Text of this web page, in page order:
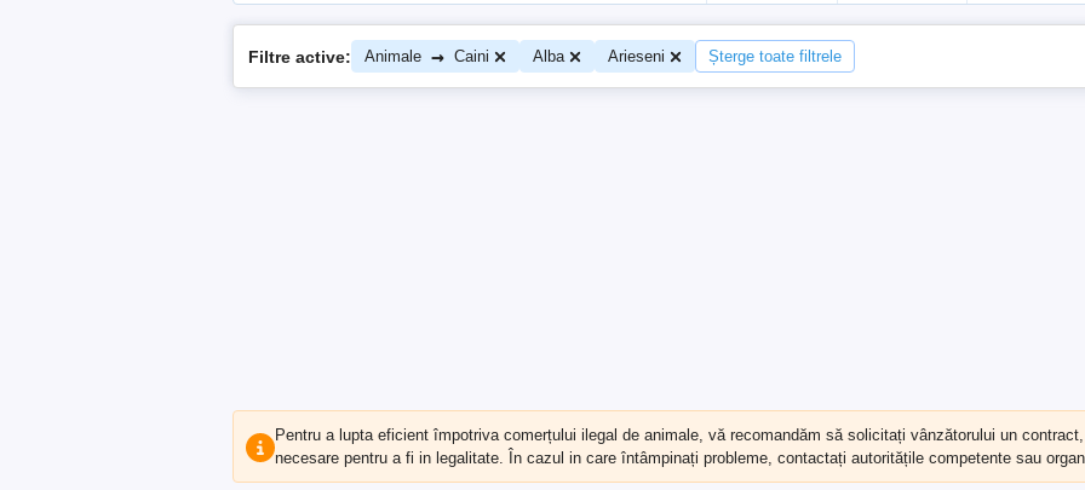
Filtre active: Animale → Caini Alba Arieseni Șterge toate filtrele
Pentru a lupta eficient împotriva comerțului ilegal de animale, vă recomandăm să solicitați vânzătorului un
necesare pentru a fi in legalitate. În cazul in care întâmpinați probleme, contactați autoritățile competente sau